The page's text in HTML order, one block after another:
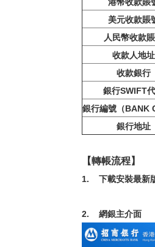
美元收款賬
人民幣收款
收款人地址
收款銀行
銀行SWIFT
銀行編號（BANK
銀行地址
【轉帳流程】
1. 下載安裝最新
2. 網銀主介面